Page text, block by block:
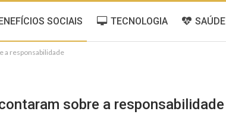
SOCIAIS TECNOLOGIA SAÚDE
a responsabilidade
sobre a responsabilidade